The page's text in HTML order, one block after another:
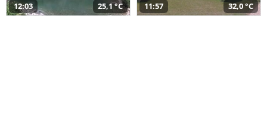
12:03 25,1 °C 11:57 32,0 °C